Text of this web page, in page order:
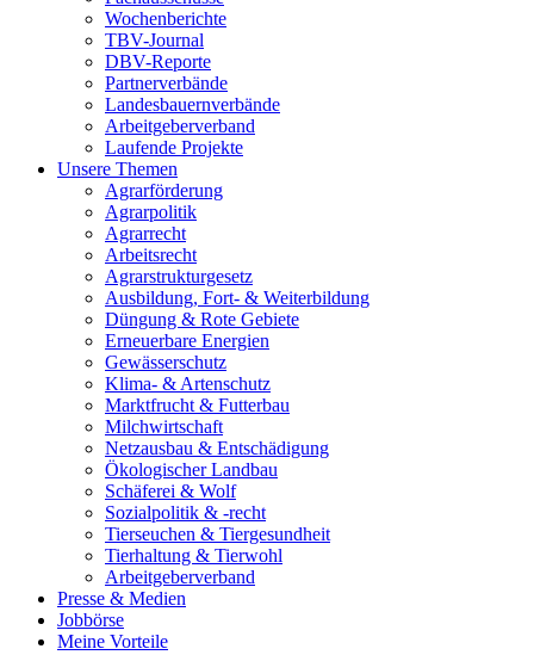
Wochenberichte
TBV-Journal
DBV-Reporte
Partnerverbände
Landesbauernverbände
Arbeitgeberverband
Laufende Projekte
Unsere Themen
Agrarförderung
Agrarpolitik
Agrarrecht
Arbeitsrecht
Agrarstrukturgesetz
Ausbildung, Fort- & Weiterbildung
Düngung & Rote Gebiete
Erneuerbare Energien
Gewässerschutz
Klima- & Artenschutz
Marktfrucht & Futterbau
Milchwirtschaft
Netzausbau & Entschädigung
Ökologischer Landbau
Schäferei & Wolf
Sozialpolitik & -recht
Tierseuchen & Tiergesundheit
Tierhaltung & Tierwohl
Arbeitgeberverband
Presse & Medien
Jobbörse
Meine Vorteile